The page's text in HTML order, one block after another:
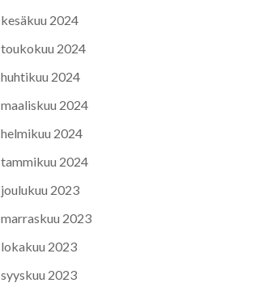
kesäkuu 2024
toukokuu 2024
huhtikuu 2024
maaliskuu 2024
helmikuu 2024
tammikuu 2024
joulukuu 2023
marraskuu 2023
lokakuu 2023
syyskuu 2023